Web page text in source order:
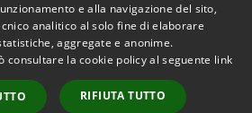
Copyright © 2026 • Comune di
Calvagese della Riviera •
Powered byMunicipium
e alla navigazione del sito,
analitico al solo fine di elaborare
aggregate e anonime.
consultare la cookie policy al seguente link
RIFIUTA TUTTO